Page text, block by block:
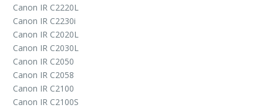
Canon IR C2220L
Canon IR C2230i
Canon IR C2020L
Canon IR C2030L
Canon IR C2050
Canon IR C2058
Canon IR C2100
Canon IR C2100S